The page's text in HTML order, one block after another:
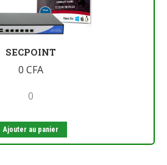
SECPOINT
0 CFA
0
Ajouter au panier